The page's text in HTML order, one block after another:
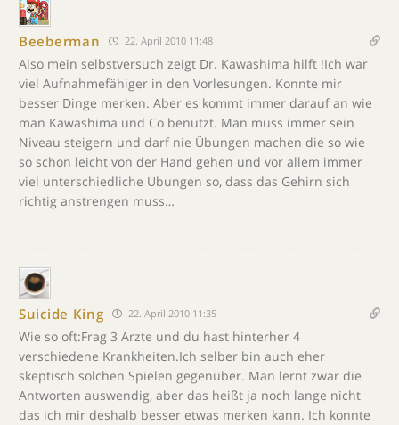
Beeberman 22. April 2010 11:48
Also mein selbstversuch zeigt Dr. Kawashima hilft !Ich war
viel Aufnahmefähiger in den Vorlesungen. Konnte mir
besser Dinge merken. Aber es kommt immer darauf an wie
man Kawashima und Co benutzt. Man muss immer sein
Niveau steigern und darf nie Übungen machen die so wie
so schon leicht von der Hand gehen und vor allem immer
viel unterschiedliche Übungen so, dass das Gehirn sich
richtig anstrengen muss…
Suicide King 22. April 2010 11:35
Wie so oft:Frag 3 Ärzte und du hast hinterher 4
verschiedene Krankheiten.Ich selber bin auch eher
skeptisch solchen Spielen gegenüber. Man lernt zwar die
Antworten auswendig, aber das heißt ja noch lange nicht
das ich mir deshalb besser etwas merken kann. Ich konnte